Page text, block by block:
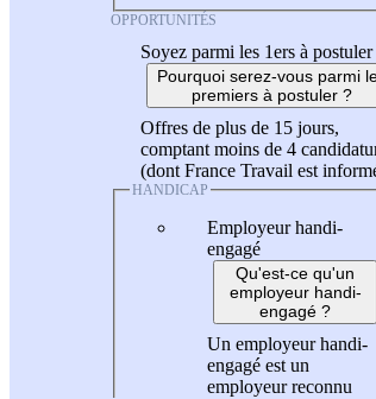
OPPORTUNITÉS
Soyez parmi les 1ers à postuler
Pourquoi serez-vous parmi
premiers à postuler ?
Offres de plus de 15 jours,
comptant moins de 4
(dont France Travail est
HANDICAP
Employeur handi-
engagé
Qu'est-ce qu'un
employeur handi-
engagé ?
Un employeur handi-
engagé est un
employeur reconnu